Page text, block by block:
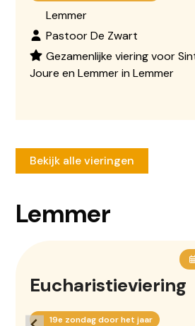
Lemmer
Pastoor De Zwart
Gezamenlijke viering voor
Joure en Lemmer in Lemmer
Bekijk alle vieringen
Lemmer
Eucharistieviering
19e zondag door het jaar